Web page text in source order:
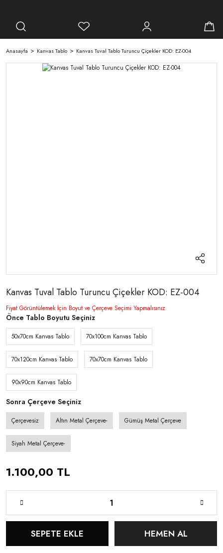
Anasayfa Kanvas Tablo Kanvas Tuval Tablo Turuncu Çiçekler KOD: EZ-004
Kanvas Tuval Tablo Turuncu Çiçekler KOD: EZ-004
Fiyat Görüntülemek İçin Boyut ve Çerçeve Seçimi Yapmalısınız
Önce Tablo Boyutu Seçiniz
50x70cm Kanvas Tablo 70x100cm Kanvas Tablo
70x120cm Kanvas Tablo 70x70cm Kanvas Tablo
90x90cm Kanvas Tablo
Sonra Çerçeve Seçiniz
Çerçevesiz Altın Metal Çerçeve- Gümüş Metal Çerçeve
Siyah Metal Çerçeve-
1.100,00 TL
SEPETE EKLE HEMEN AL